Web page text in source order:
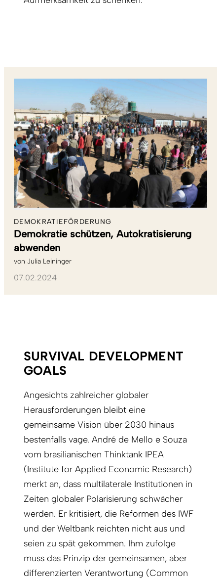
DEMOKRATIEFÖRDERUNG
Demokratie schützen, Autokratisierung
abwenden
von Julia Leininger
07.02.2024
SURVIVAL DEVELOPMENT
GOALS
Angesichts zahlreicher globaler
Herausforderungen bleibt eine
gemeinsame Vision über 2030 hinaus
bestenfalls vage. André de Mello e Souza
vom brasilianischen Thinktank IPEA
(Institute for Applied Economic Research)
merkt an, dass multilaterale Institutionen in
Zeiten globaler Polarisierung schwächer
werden. Er kritisiert, die Reformen des IWF
und der Weltbank reichten nicht aus und
seien zu spät gekommen. Ihm zufolge
muss das Prinzip der gemeinsamen, aber
differenzierten Verantwortung (Common